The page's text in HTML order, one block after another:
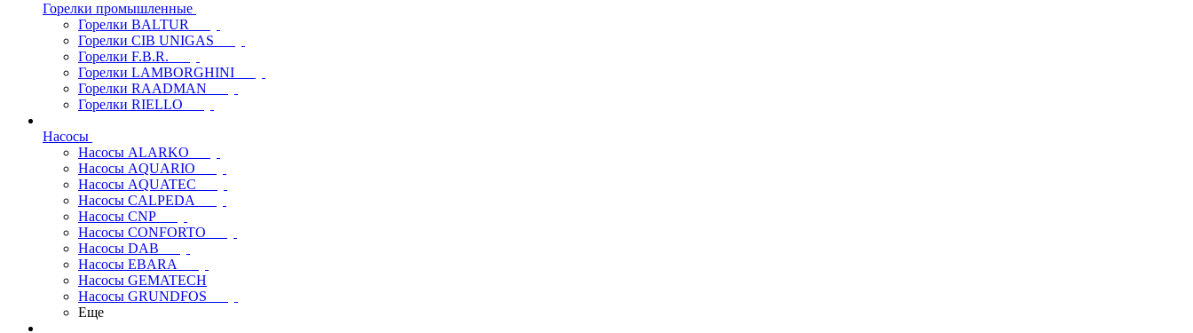
Горелки промышленные
Горелки BALTUR
Горелки CIB UNIGAS
Горелки F.B.R.
Горелки LAMBORGHINI
Горелки RAADMAN
Горелки RIELLO
Насосы
Насосы ALARKO
Насосы AQUARIO
Насосы AQUATEC
Насосы CALPEDA
Насосы CNP
Насосы CONFORTO
Насосы DAB
Насосы EBARA
Насосы GEMATECH
Насосы GRUNDFOS
Еще